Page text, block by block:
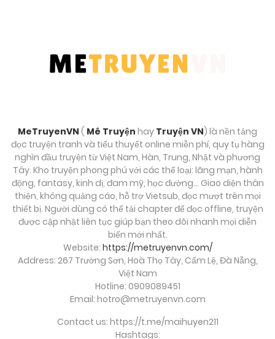
MeTruyenVN ( Mê Truyện hay Truyện VN) là nền tảng
đọc truyện tranh và tiểu thuyết online miễn phí, quy tụ hàng
nghìn đầu truyện từ Việt Nam, Hàn, Trung, Nhật và phương
Tây. Kho truyện phong phú với các thể loại: lãng mạn, hành
động, fantasy, kinh dị, đam mỹ, học đường… Giao diện thân
thiện, không quảng cáo, hỗ trợ Vietsub, đọc mượt trên mọi
thiết bị. Người dùng có thể tải chapter để đọc offline, truyện
được cập nhật liên tục giúp bạn theo dõi nhanh mọi diễn
biến mới nhất.
Website: https://metruyenvn.com/
Address: 267 Trường Sơn, Hoà Thọ Tây, Cẩm Lệ, Đà Nẵng,
Việt Nam
Hotline: 0909089451
Email: hotro@metruyenvn.com
Contact us: https://t.me/maihuyen211
Hashtags: